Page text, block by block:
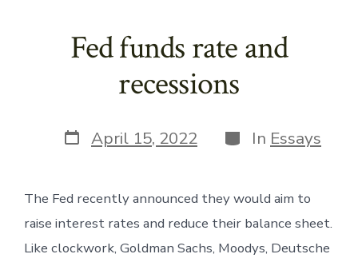
Fed funds rate and
recessions
Post
date
April 15, 2022 Categories
In Essays
The Fed recently announced they would aim to
raise interest rates and reduce their balance sheet.
Like clockwork, Goldman Sachs, Moodys, Deutsche